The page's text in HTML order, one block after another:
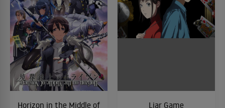
Horizon in the Middle of Liar Game